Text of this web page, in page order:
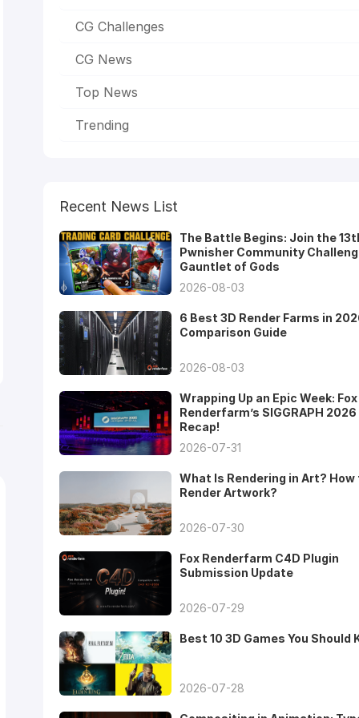
CG Challenges
CG News
Top News
Trending
Recent News List
The Battle Begins: Join the
Pwnisher Community
Gauntlet of Gods
2026-08-03
6 Best 3D Render Farms in
Comparison Guide
2026-08-03
Wrapping Up an Epic Week: Fox
Renderfarm’s SIGGRAPH 2026
Recap!
2026-07-31
What Is Rendering in Art? How
Render Artwork?
2026-07-30
Fox Renderfarm C4D Plugin
Submission Update
2026-07-29
Best 10 3D Games You Should
2026-07-28